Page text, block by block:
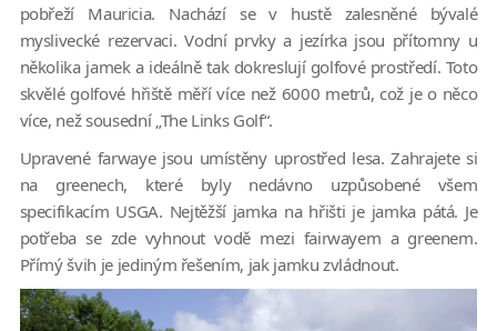
pobřeží Mauricia. Nachází se v hustě zalesněné bývalé
myslivecké rezervaci. Vodní prvky a jezírka jsou přítomny u
několika jamek a ideálně tak dokreslují golfové prostředí. Toto
skvělé golfové hřiště měří více než 6000 metrů, což je o něco
více, než sousední „The Links Golf“.
Upravené farwaye jsou umístěny uprostřed lesa. Zahrajete si
na greenech, které byly nedávno uzpůsobené všem
specifikacím USGA. Nejtěžší jamka na hřišti je jamka pátá. Je
potřeba se zde vyhnout vodě mezi fairwayem a greenem.
Přímý švih je jediným řešením, jak jamku zvládnout.